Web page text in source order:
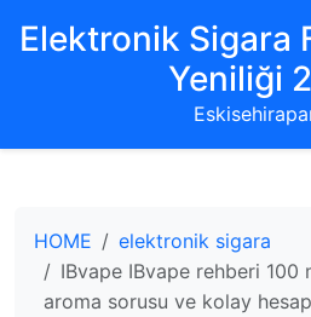
Elektronik Sigara
Yeniliği
HOME
elektronik sigara
IBvape IBvape rehberi 100
aroma sorusu ve kolay